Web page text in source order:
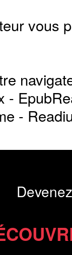
vous
-
-